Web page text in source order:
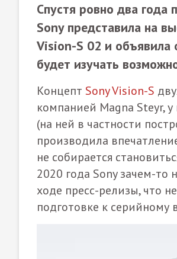
Спустя ровно два года
Sony представила на
Vision-S 02 и объявила
будет изучать
Концепт Sony Vision-S
компанией Magna Steyr,
(на ней в частности
производила
не собирается
2020 года Sony зачем-
ходе пресс-релизы, что
подготовке к серийному